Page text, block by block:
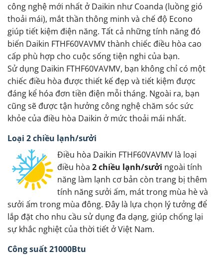
công nghệ mới nhất ở Daikin như Coanda (luồng gió
thoải mái), mắt thần thông minh và chế độ Econo
giúp tiết kiệm điện năng. Tất cả những tính năng đó
biến Daikin FTHF60VAVMV thành chiếc điều hòa cao
cấp phù hợp cho cuộc sống tiện nghi của bạn.
Sử dụng Daikin FTHF60VAVMV, bạn không chỉ có một
chiếc điều hòa được thiết kế đẹp và tiết kiệm được
đáng kể hóa đơn tiền điện mỗi tháng. Ngoài ra, bạn
cũng sẽ được tận hưởng công nghệ chăm sóc sức
khỏe của điều hòa Daikin ở mức thoải mái nhất.
Loại 2 chiều lạnh/sưởi
Điều hòa Daikin FTHF60VAVMV là loại
điều hòa 2 chiều lạnh/sưởi ngoài tính
năng làm lạnh cơ bản còn trang bị thêm
tính năng sưởi ấm, mát trong mùa hè và
sưởi ấm trong mùa đông. Đây là lựa chọn lý tưởng để
lắp đặt cho nhu cầu sử dụng đa dạng, giúp chống lại
sự khắc nghiệt của thời tiết ở Việt Nam.
Công suất 21000Btu